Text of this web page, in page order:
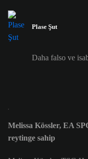
Plase Şut
Daha falso ve
Melissa Kössler, EA
reytinge sahip